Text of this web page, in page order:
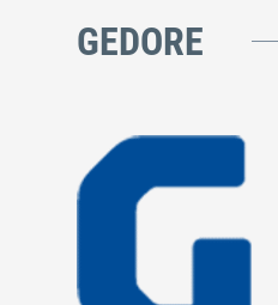
GEDORE